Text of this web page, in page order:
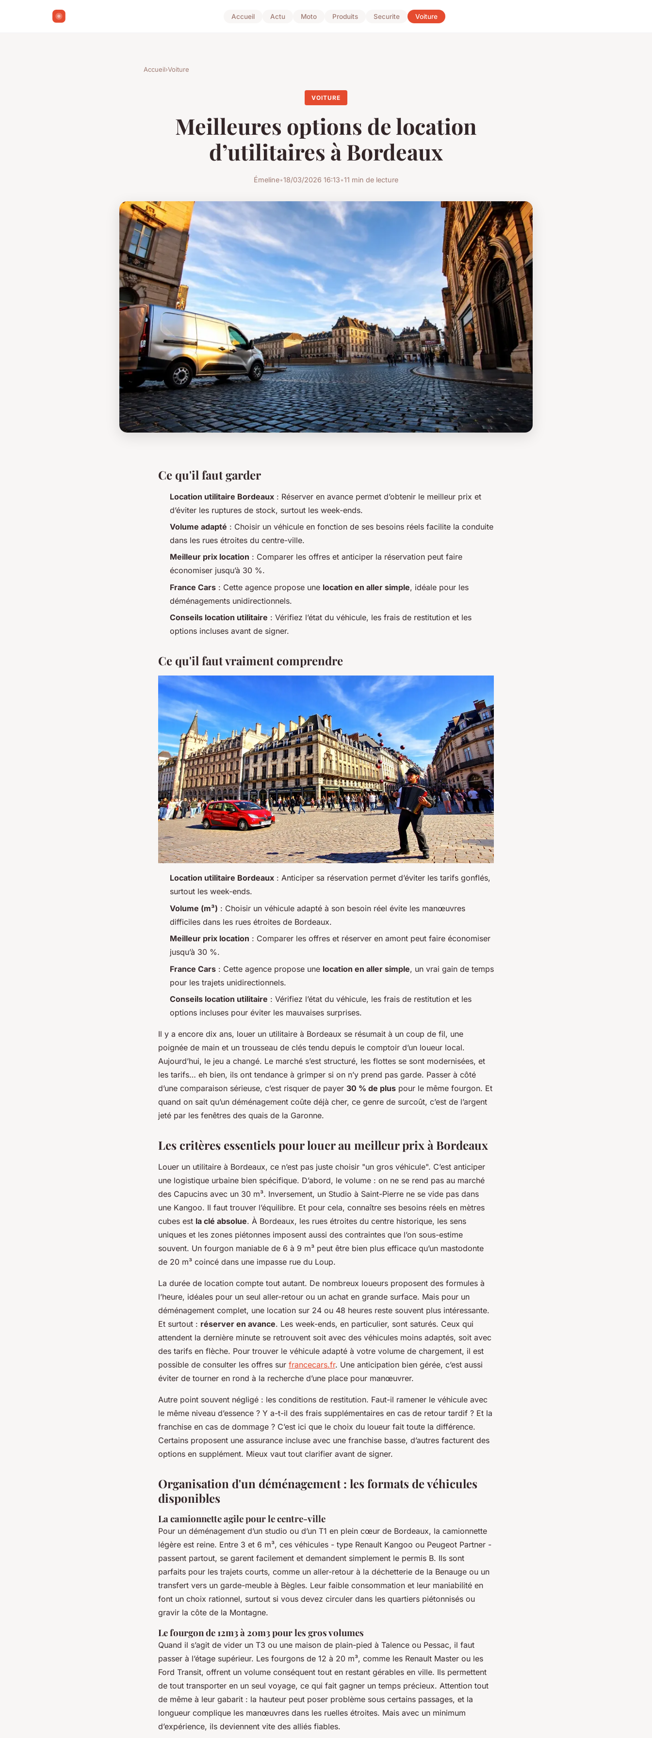
Accueil Actu Moto Produits Securite Voiture
Accueil›Voiture
VOITURE
Meilleures options de location
d’utilitaires à Bordeaux
Émeline•18/03/2026 16:13•11 min de lecture
Ce qu'il faut garder
Location utilitaire Bordeaux : Réserver en avance permet d’obtenir le meilleur prix et
d’éviter les ruptures de stock, surtout les week-ends.
Volume adapté : Choisir un véhicule en fonction de ses besoins réels facilite la conduite
dans les rues étroites du centre-ville.
Meilleur prix location : Comparer les offres et anticiper la réservation peut faire
économiser jusqu’à 30 %.
France Cars : Cette agence propose une location en aller simple, idéale pour les
déménagements unidirectionnels.
Conseils location utilitaire : Vérifiez l’état du véhicule, les frais de restitution et les
options incluses avant de signer.
Ce qu'il faut vraiment comprendre
Location utilitaire Bordeaux : Anticiper sa réservation permet d’éviter les tarifs gonflés,
surtout les week-ends.
Volume (m³) : Choisir un véhicule adapté à son besoin réel évite les manœuvres
difficiles dans les rues étroites de Bordeaux.
Meilleur prix location : Comparer les offres et réserver en amont peut faire économiser
jusqu’à 30 %.
France Cars : Cette agence propose une location en aller simple, un vrai gain de temps
pour les trajets unidirectionnels.
Conseils location utilitaire : Vérifiez l’état du véhicule, les frais de restitution et les
options incluses pour éviter les mauvaises surprises.
Il y a encore dix ans, louer un utilitaire à Bordeaux se résumait à un coup de fil, une
poignée de main et un trousseau de clés tendu depuis le comptoir d’un loueur local.
Aujourd’hui, le jeu a changé. Le marché s’est structuré, les flottes se sont modernisées, et
les tarifs… eh bien, ils ont tendance à grimper si on n’y prend pas garde. Passer à côté
d’une comparaison sérieuse, c’est risquer de payer 30 % de plus pour le même fourgon. Et
quand on sait qu’un déménagement coûte déjà cher, ce genre de surcoût, c’est de l’argent
jeté par les fenêtres des quais de la Garonne.
Les critères essentiels pour louer au meilleur prix à Bordeaux
Louer un utilitaire à Bordeaux, ce n’est pas juste choisir "un gros véhicule". C’est anticiper
une logistique urbaine bien spécifique. D’abord, le volume : on ne se rend pas au marché
des Capucins avec un 30 m³. Inversement, un Studio à Saint-Pierre ne se vide pas dans
une Kangoo. Il faut trouver l’équilibre. Et pour cela, connaître ses besoins réels en mètres
cubes est la clé absolue. À Bordeaux, les rues étroites du centre historique, les sens
uniques et les zones piétonnes imposent aussi des contraintes que l’on sous-estime
souvent. Un fourgon maniable de 6 à 9 m³ peut être bien plus efficace qu’un mastodonte
de 20 m³ coincé dans une impasse rue du Loup.
La durée de location compte tout autant. De nombreux loueurs proposent des formules à
l’heure, idéales pour un seul aller-retour ou un achat en grande surface. Mais pour un
déménagement complet, une location sur 24 ou 48 heures reste souvent plus intéressante.
Et surtout : réserver en avance. Les week-ends, en particulier, sont saturés. Ceux qui
attendent la dernière minute se retrouvent soit avec des véhicules moins adaptés, soit avec
des tarifs en flèche. Pour trouver le véhicule adapté à votre volume de chargement, il est
possible de consulter les offres sur francecars.fr. Une anticipation bien gérée, c’est aussi
éviter de tourner en rond à la recherche d’une place pour manœuvrer.
Autre point souvent négligé : les conditions de restitution. Faut-il ramener le véhicule avec
le même niveau d’essence ? Y a-t-il des frais supplémentaires en cas de retour tardif ? Et la
franchise en cas de dommage ? C’est ici que le choix du loueur fait toute la différence.
Certains proposent une assurance incluse avec une franchise basse, d’autres facturent des
options en supplément. Mieux vaut tout clarifier avant de signer.
Organisation d'un déménagement : les formats de véhicules
disponibles
La camionnette agile pour le centre-ville
Pour un déménagement d’un studio ou d’un T1 en plein cœur de Bordeaux, la camionnette
légère est reine. Entre 3 et 6 m³, ces véhicules - type Renault Kangoo ou Peugeot Partner -
passent partout, se garent facilement et demandent simplement le permis B. Ils sont
parfaits pour les trajets courts, comme un aller-retour à la déchetterie de la Benauge ou un
transfert vers un garde-meuble à Bègles. Leur faible consommation et leur maniabilité en
font un choix rationnel, surtout si vous devez circuler dans les quartiers piétonnisés ou
gravir la côte de la Montagne.
Le fourgon de 12m3 à 20m3 pour les gros volumes
Quand il s’agit de vider un T3 ou une maison de plain-pied à Talence ou Pessac, il faut
passer à l’étage supérieur. Les fourgons de 12 à 20 m³, comme les Renault Master ou les
Ford Transit, offrent un volume conséquent tout en restant gérables en ville. Ils permettent
de tout transporter en un seul voyage, ce qui fait gagner un temps précieux. Attention tout
de même à leur gabarit : la hauteur peut poser problème sous certains passages, et la
longueur complique les manœuvres dans les ruelles étroites. Mais avec un minimum
d’expérience, ils deviennent vite des alliés fiables.